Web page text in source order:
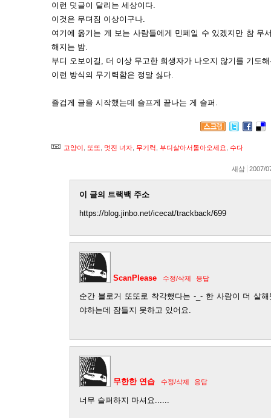
이런 덧글이 달리는 세상이다.
이것은 무뎌짐 이상이구나.
여기에 옮기는 게 보는 사람들에게 민폐일 수 있겠지만 참 무
해지는 밤.
부디 오보이길, 더 이상 무고한 희생자가 나오지 않기를 기도
이런 방식의 무기력함은 정말 싫다.
즐겁게 글을 시작했는데 슬프게 끝나는 게 슬퍼.
고양이 또또 멋진 녀자 무기력 부디살아서돌아오세요 수다
새삼 2007/
이 글의 트랙백 주소
https://blog.jinbo.net/icecat/trackback/699
ScanPlease 수정/삭제 응답
순간 블로거 또또로 착각했다는 -_- 한 사람이 더 살
야하는데 잠들지 못하고 있어요.
무한한 연습 수정/삭제 응답
너무 슬퍼하지 마셔요......